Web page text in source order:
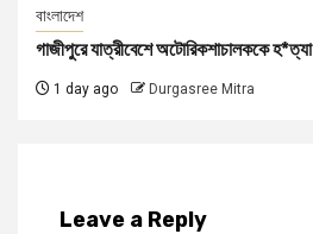
বাংলাদেশ
গাজীপুরে যাত্রীবেশে অটোরিকশাচালককে হ*ত্যা
1 day ago Durgasree Mitra
Leave a Reply